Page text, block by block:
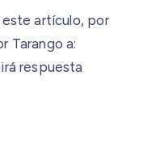
este artículo, por
Tarango a:
respuesta